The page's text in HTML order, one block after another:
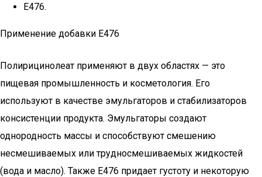
E476.
Применение добавки Е476
Полирицинолеат применяют в двух областях — это
пищевая промышленность и косметология. Его
используют в качестве эмульгаторов и стабилизаторов
консистенции продукта. Эмульгаторы создают
однородность массы и способствуют смешению
несмешиваемых или трудносмешиваемых жидкостей
(вода и масло). Также Е476 придает густоту и некоторую